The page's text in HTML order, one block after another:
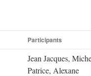
Participants
Jean Jacques,
Patrice, Alexane